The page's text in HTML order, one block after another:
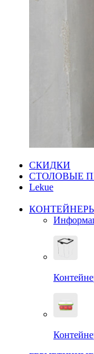
СКИДКИ
СТОЛОВЫЕ
Lekue